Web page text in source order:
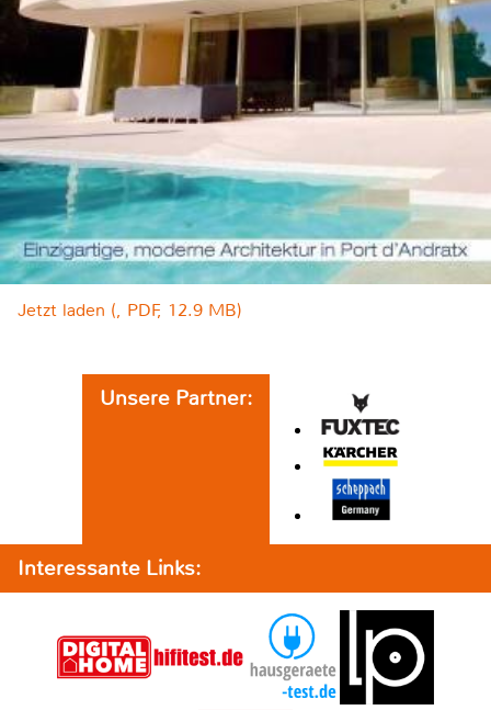
Jetzt laden (, PDF, 12.9 MB)
Unsere Partner:
Interessante Links: